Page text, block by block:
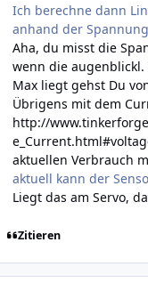
Ich berechne dann
anhand der
Aha, du misst die
wenn die
Max liegt gehst Du
Übrigens mit dem
http://
aktuellen Verbrauch
aktuell kann der
Liegt das am Servo,
Zitieren